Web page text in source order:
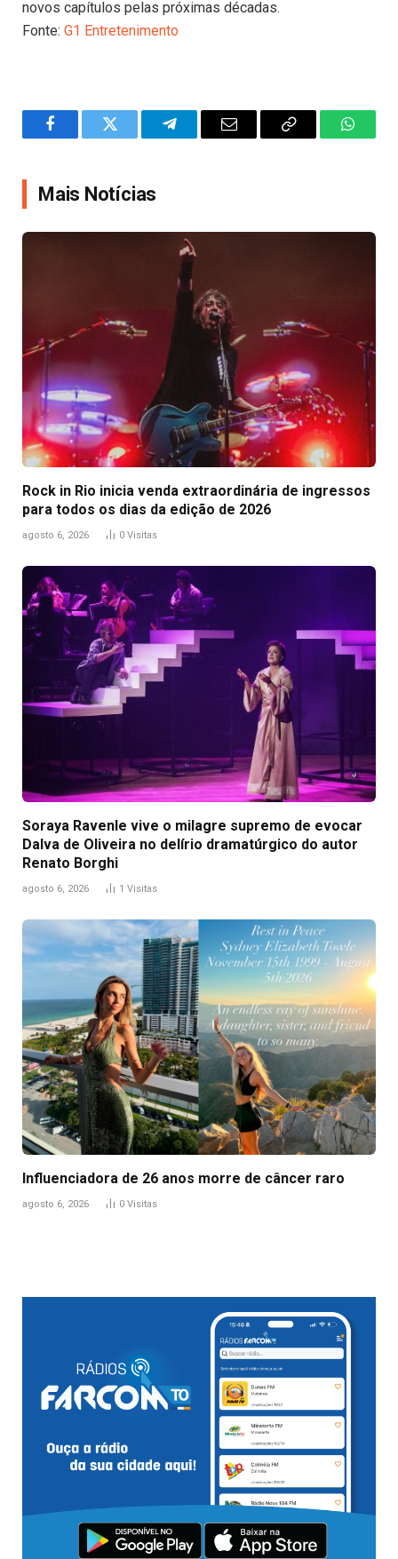
novos capítulos pelas próximas décadas.
Fonte: G1 Entretenimento
FacebookTwitter TelegramEmail
Copy
Mais Notícias
Rock in Rio inicia venda extraordinária de ingressos
para todos os dias da edição de 2026
agosto 6, 2026 0 Visitas
Soraya Ravenle vive o milagre supremo de evocar
Dalva de Oliveira no delírio dramatúrgico do autor
Renato Borghi
agosto 6, 2026 1 Visitas
Influenciadora de 26 anos morre de câncer raro
agosto 6, 2026 0 Visitas